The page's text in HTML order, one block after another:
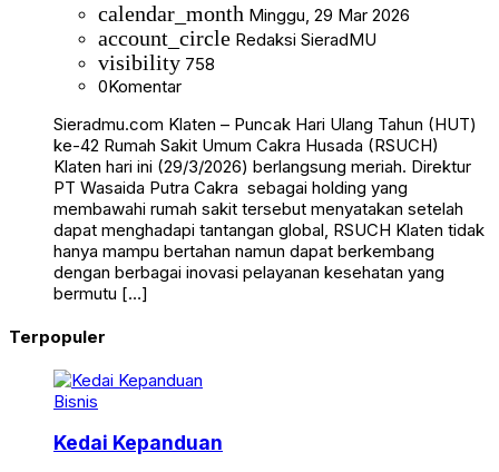
calendar_month Minggu, 29 Mar 2026
account_circle Redaksi SieradMU
visibility 758
0Komentar
Sieradmu.com Klaten – Puncak Hari Ulang Tahun (HUT)
ke-42 Rumah Sakit Umum Cakra Husada (RSUCH)
Klaten hari ini (29/3/2026) berlangsung meriah. Direktur
PT Wasaida Putra Cakra sebagai holding yang
membawahi rumah sakit tersebut menyatakan setelah
dapat menghadapi tantangan global, RSUCH Klaten tidak
hanya mampu bertahan namun dapat berkembang
dengan berbagai inovasi pelayanan kesehatan yang
bermutu […]
Terpopuler
Bisnis
Kedai Kepanduan